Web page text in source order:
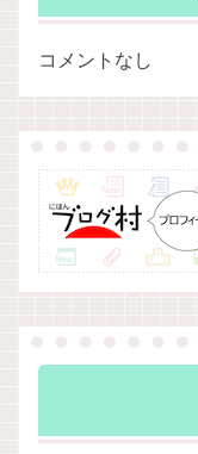
コメントなし